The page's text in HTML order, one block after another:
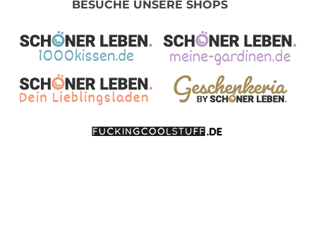
BESUCHE UNSERE SHOPS